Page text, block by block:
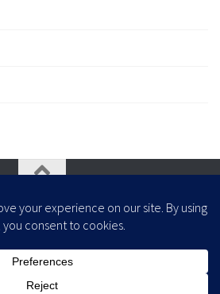
- Zaprojektowany z